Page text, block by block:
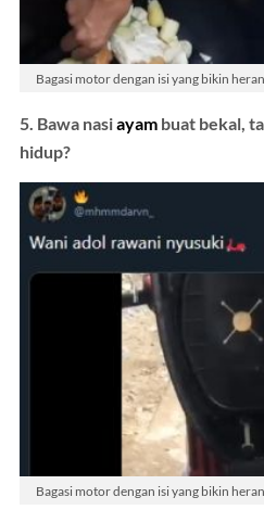
Bagasi motor dengan isi yang bikin
5. Bawa nasiayam buat bekal,
hidup?
Bagasi motor dengan isi yang bikin